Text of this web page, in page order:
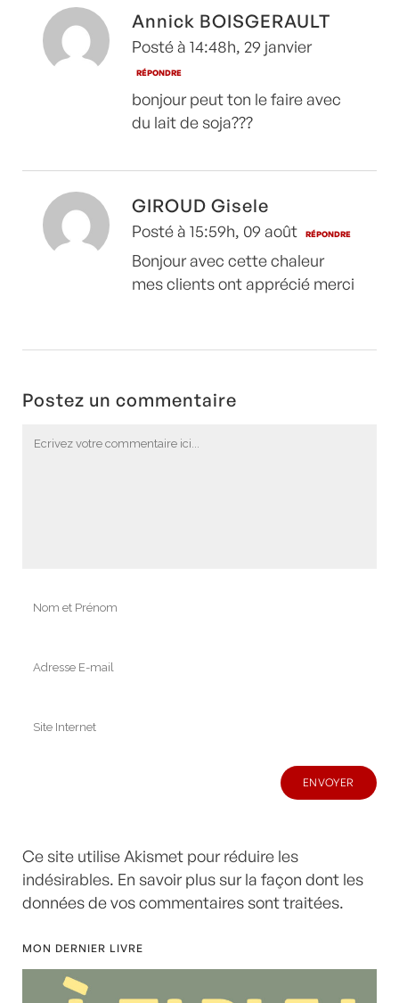
Annick BOISGERAULT
Posté à 14:48h, 29 janvier
RÉPONDRE
bonjour peut ton le faire avec
du lait de soja???
GIROUD Gisele
Posté à 15:59h, 09 août RÉPONDRE
Bonjour avec cette chaleur
mes clients ont apprécié merci
Postez un commentaire
Ce site utilise Akismet pour réduire les
indésirables. En savoir plus sur la façon dont les
données de vos commentaires sont traitées.
MON DERNIER LIVRE